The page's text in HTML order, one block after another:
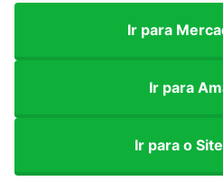
Ir para
Ir para
Ir para o